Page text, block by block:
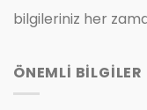
bilgileriniz her
ÖNEMLİ BİLGİLER